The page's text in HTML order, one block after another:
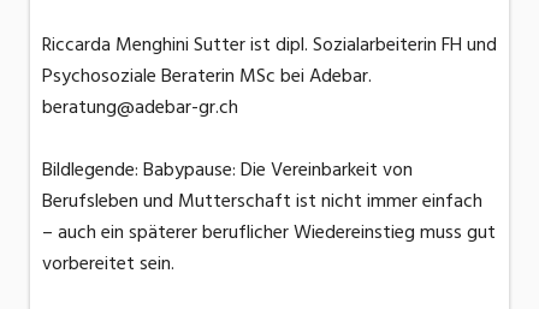
Riccarda Menghini Sutter ist dipl. Sozialarbeiterin FH und
Psychosoziale Beraterin MSc bei Adebar.
beratung@adebar-gr.ch
Bildlegende: Babypause: Die Vereinbarkeit von
Berufsleben und Mutterschaft ist nicht immer einfach
– auch ein späterer beruflicher Wiedereinstieg muss gut
vorbereitet sein.